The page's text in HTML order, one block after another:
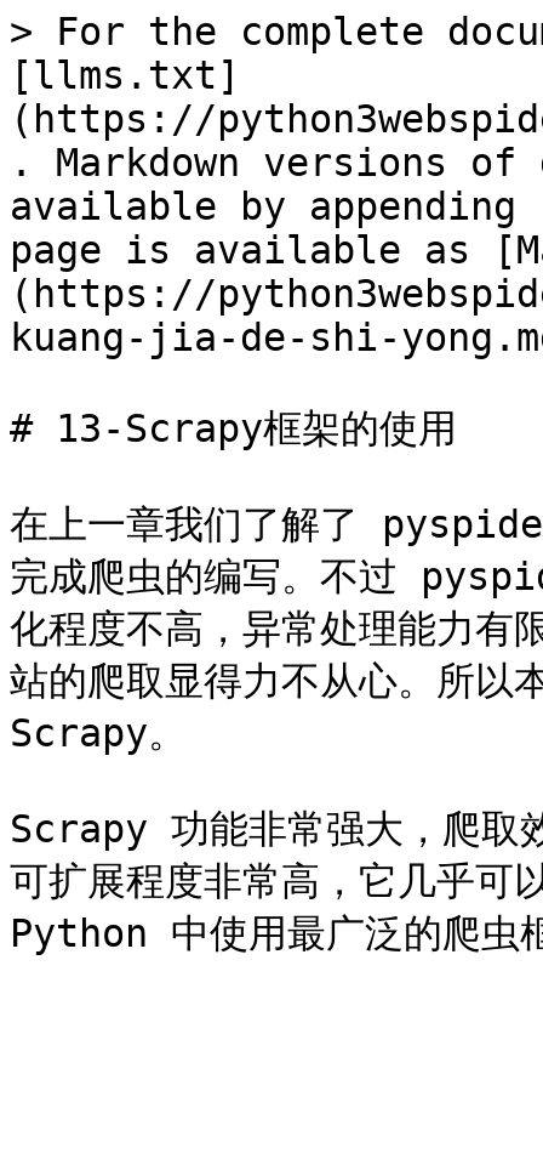
> For the complete
[llms.txt]
(https://
. Markdown versions of
available by
page is available as
(https://
kuang-jia-de-shi-
# 13-Scrapy框架的使用
在上一章我们了解了
完成爬虫的编写。不过
化程度不高，异常处理能力有
站的爬取显得力不从心。所以
Scrapy。
Scrapy 功能非常强大，爬取
可扩展程度非常高，它几乎可